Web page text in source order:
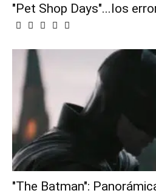
"Pet Shop Days"...los
"The Batman":